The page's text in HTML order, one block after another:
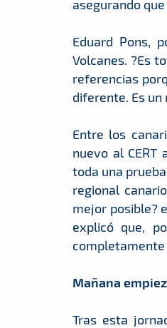
asegurando
Eduard Pons,
Volcanes. ?Es
referencias
diferente. Es
Entre los
nuevo al
toda una
regional
mejor posible?
explicó que,
completamente
Mañana
Tras esta